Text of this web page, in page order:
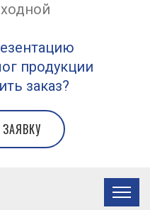
продукции
заказ?